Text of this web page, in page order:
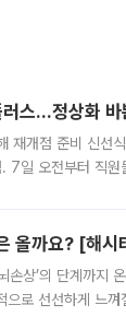
스…정상화 바
재개점 준비 신선
7일 오전부터 직
올까요? [해시
손상’의 단계까
로 선선하게 느